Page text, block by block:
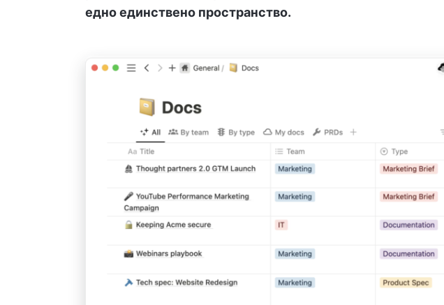
едно единствено пространство.